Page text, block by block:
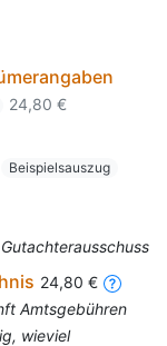
24,80 €
Beispielsauszug
24,80 €
Amtsgebühren
wieviel